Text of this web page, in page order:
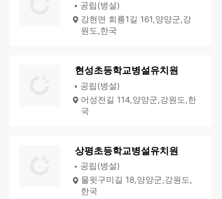
공립(병설)
강현면 회룡1길 161,양양군,강
원도,한국
현성초등학교병설유치원
공립(병설)
어성전길 114,양양군,강원도,한
국
상평초등학교병설유치원
공립(병설)
물윗구미길 18,양양군,강원도,
한국